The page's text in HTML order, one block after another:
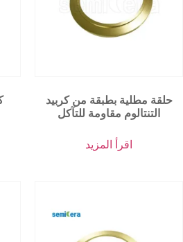
حلقة مطلية بطبقة من كربيد
التنتالوم مقاومة للتآكل
اقرأ المزيد